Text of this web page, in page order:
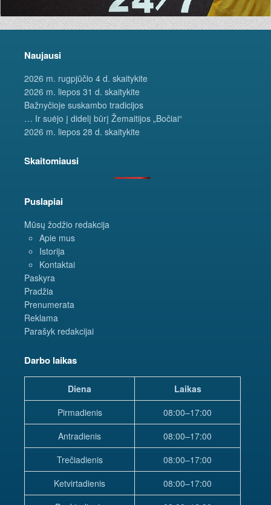
Naujausi
2026 m. rugpjūčio 4 d. skaitykite
2026 m. liepos 31 d. skaitykite
Bažnyčioje suskambo tradicijos
… Ir suėjo į didelį būrį Žemaitijos „Bočiai“
2026 m. liepos 28 d. skaitykite
Skaitomiausi
Puslapiai
Mūsų žodžio redakcija
Apie mus
Istorija
Kontaktai
Paskyra
Pradžia
Prenumerata
Reklama
Parašyk redakcijai
Darbo laikas
Diena
Laikas
Pirmadienis
08:00–17:00
Antradienis
08:00–17:00
Trečiadienis
08:00–17:00
Ketvirtadienis
08:00–17:00